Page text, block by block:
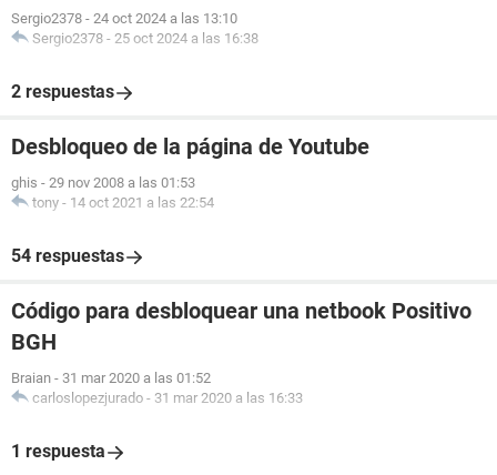
Sergio2378 - 24 oct 2024 a las 13:10
Sergio2378 - 25 oct 2024 a las 16:38
2 respuestas
Desbloqueo de la página de Youtube
ghis - 29 nov 2008 a las 01:53
tony - 14 oct 2021 a las 22:54
54 respuestas
Código para desbloquear una netbook Positivo
BGH
Braian - 31 mar 2020 a las 01:52
carloslopezjurado - 31 mar 2020 a las 16:33
1 respuesta